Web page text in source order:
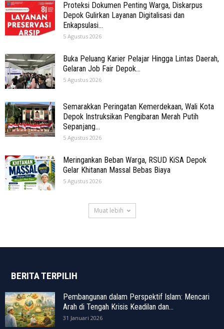
Proteksi Dokumen Penting Warga, Diskarpus
Depok Gulirkan Layanan Digitalisasi dan
Enkapsulasi...
5 Agustus 2026
Buka Peluang Karier Pelajar Hingga Lintas Daerah,
Gelaran Job Fair Depok...
5 Agustus 2026
Semarakkan Peringatan Kemerdekaan, Wali Kota
Depok Instruksikan Pengibaran Merah Putih
Sepanjang...
5 Agustus 2026
Meringankan Beban Warga, RSUD KiSA Depok
Gelar Khitanan Massal Bebas Biaya
5 Agustus 2026
Muat lebih
BERITA TERPILIH
Pembangunan dalam Perspektif Islam: Mencari
Arah di Tengah Krisis Keadilan dan...
31 Januari 2026